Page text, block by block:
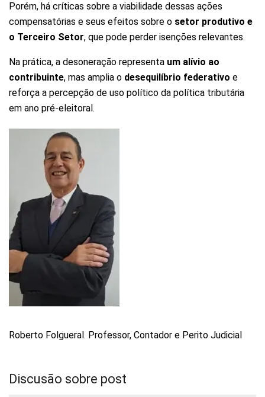
Porém, há críticas sobre a viabilidade dessas ações
compensatórias e seus efeitos sobre o setor produtivo e
o Terceiro Setor, que pode perder isenções relevantes.
Na prática, a desoneração representa um alívio ao
contribuinte, mas amplia o desequilíbrio federativo e
reforça a percepção de uso político da política tributária
em ano pré-eleitoral.
Roberto Folgueral. Professor, Contador e Perito Judicial
Discusão sobre post